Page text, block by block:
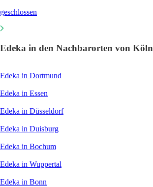
geschlossen
Edeka in den Nachbarorten von Köln
Edeka in Dortmund
Edeka in Essen
Edeka in Düsseldorf
Edeka in Duisburg
Edeka in Bochum
Edeka in Wuppertal
Edeka in Bonn